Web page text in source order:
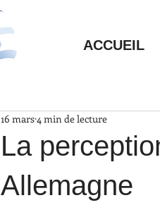
ACCUEIL
La
Allemagne
16 mars4 min de lecture